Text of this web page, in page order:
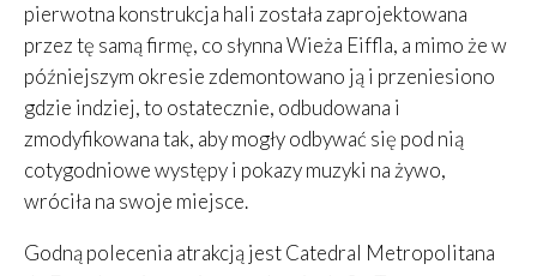
pierwotna konstrukcja hali została zaprojektowana
przez tę samą firmę, co słynna Wieża Eiffla, a mimo że w
późniejszym okresie zdemontowano ją i przeniesiono
gdzie indziej, to ostatecznie, odbudowana i
zmodyfikowana tak, aby mogły odbywać się pod nią
cotygodniowe występy i pokazy muzyki na żywo,
wróciła na swoje miejsce.
Godną polecenia atrakcją jest Catedral Metropolitana